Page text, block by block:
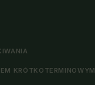
KRÓTKOTERMINOWYM